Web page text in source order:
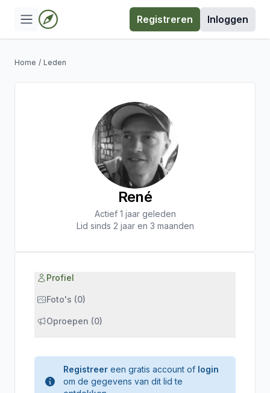
Registreren Inloggen
Home / Leden
René
Actief 1 jaar geleden
Lid sinds 2 jaar en 3 maanden
Profiel
Foto's (0)
Oproepen (0)
Registreer een gratis account of login
om de gegevens van dit lid te